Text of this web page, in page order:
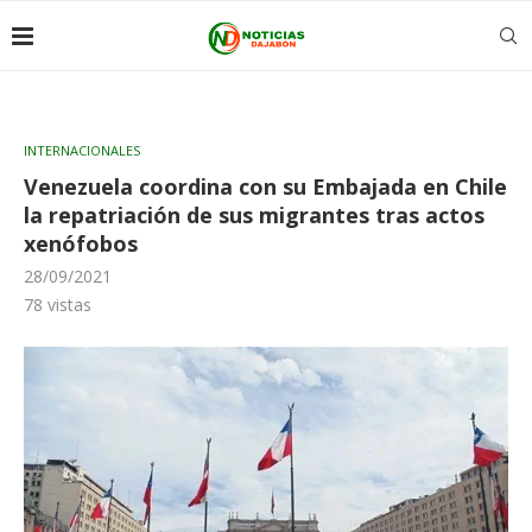
INTERNACIONALES
Venezuela coordina con su Embajada en Chile
la repatriación de sus migrantes tras actos
xenófobos
28/09/2021
78 vistas